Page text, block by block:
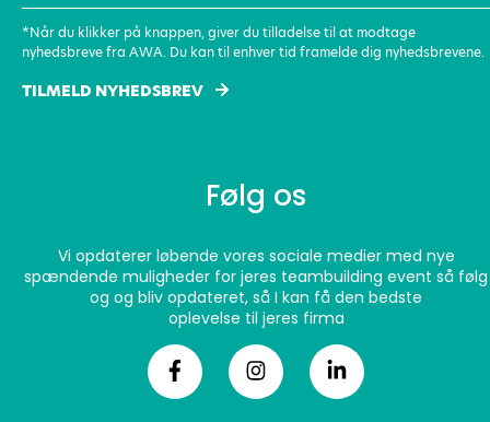
(Påkrævet)
*Når du klikker på knappen, giver du tilladelse til at modtage
nyhedsbreve fra AWA. Du kan til enhver tid framelde dig nyhedsbrevene.
TILMELD NYHEDSBREV
Følg os
Vi opdaterer løbende vores sociale medier med nye
spændende muligheder for jeres teambuilding event så følg
og og bliv opdateret, så I kan få den bedste
oplevelse til jeres firma